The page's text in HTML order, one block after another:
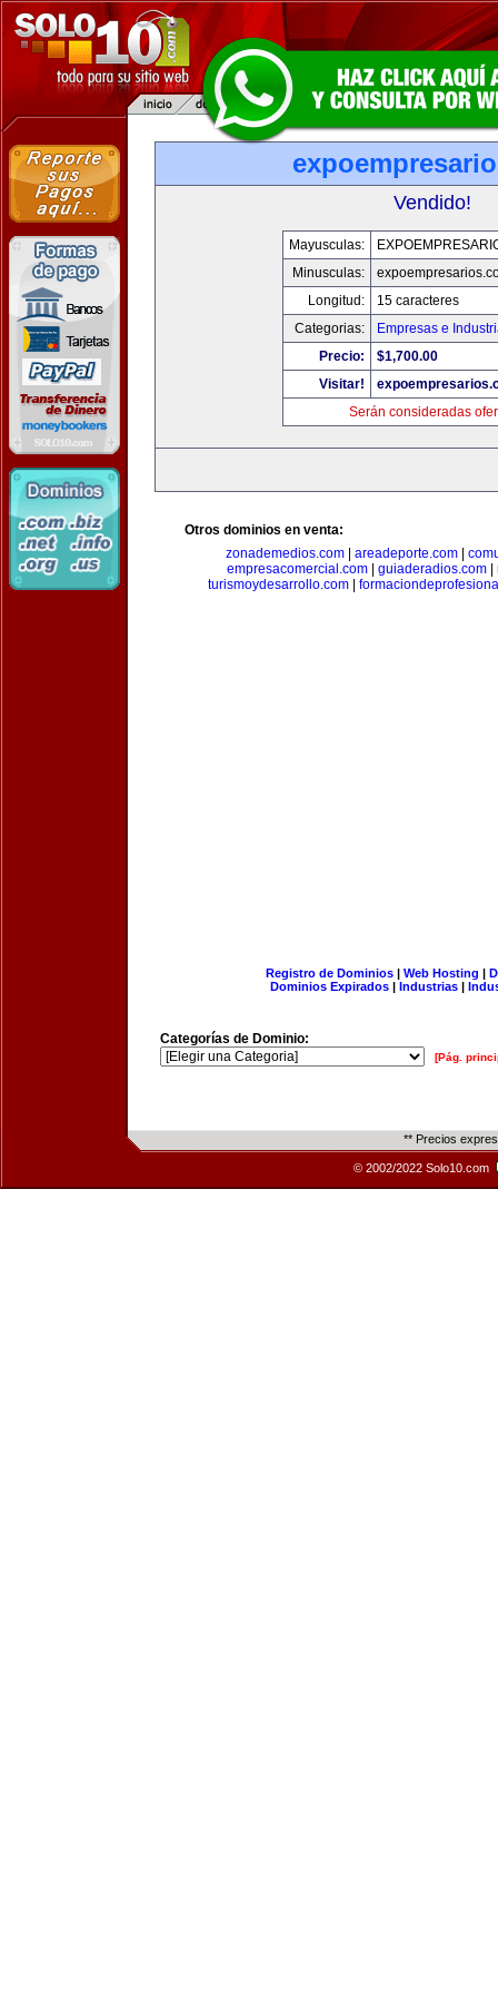
Vendido!
Mayusculas:
Minusculas:
Longitud:
15 caracteres
Categorias:
Empresas e
Precio:
$1,700.00
Visitar!
Serán consideradas
Otros dominios en venta:
zonademedios.com| areadeporte.com|
empresacomercial.com| guiaderadios.com|
turismoydesarrollo.com|
Registro de Dominios| Web Hosting |
Dominios Expirados | Industrias |
Categorías de Dominio:
[Pág.
** Precios
© 2002/2022 Solo10.com